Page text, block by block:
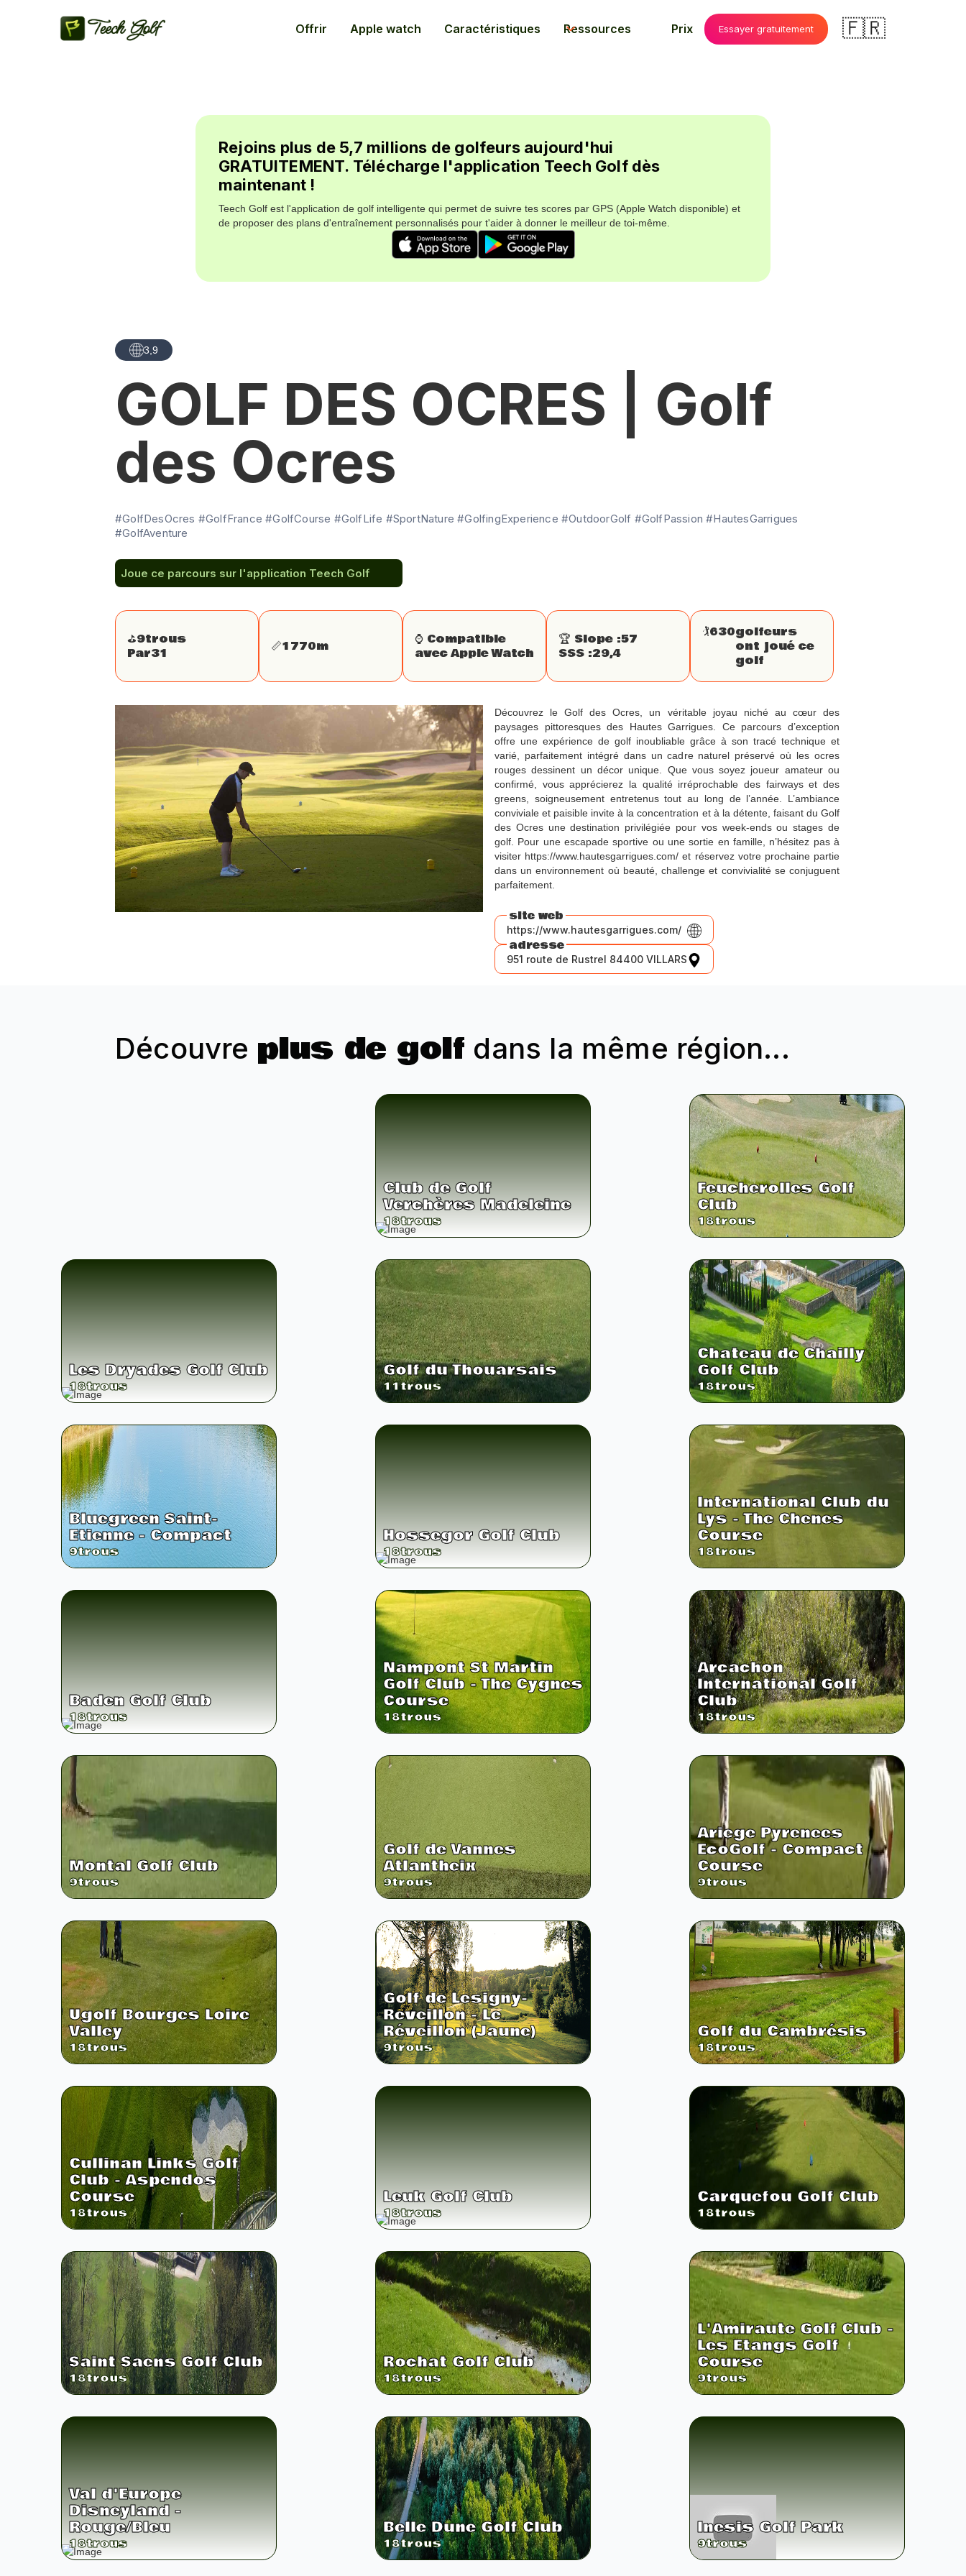
Offrir Apple watch Caractéristiques Ressources Prix Essayer gratuitement 🇫🇷
Rejoins plus de 5,7 millions de golfeurs aujourd'hui
GRATUITEMENT. Télécharge l'application Teech Golf dès
maintenant !
Teech Golf est l'application de golf intelligente qui permet de suivre tes scores par GPS (Apple Watch disponible) et
de proposer des plans d'entraînement personnalisés pour t'aider à donner le meilleur de toi-même.
3,9
GOLF DES OCRES | Golf
des Ocres
#GolfDesOcres #GolfFrance #GolfCourse #GolfLife #SportNature #GolfingExperience #OutdoorGolf #GolfPassion #HautesGarrigues
#GolfAventure
Joue ce parcours sur l'application Teech Golf
⛳️9trous
Par31 📏1770m
⌚️ Compatible
avec Apple Watch
🏆 Slope :57
SSS :29,4
🏌630golfeurs
ont joué ce
golf
Découvrez le Golf des Ocres, un véritable joyau niché au cœur des
paysages pittoresques des Hautes Garrigues. Ce parcours d’exception
offre une expérience de golf inoubliable grâce à son tracé technique et
varié, parfaitement intégré dans un cadre naturel préservé où les ocres
rouges dessinent un décor unique. Que vous soyez joueur amateur ou
confirmé, vous apprécierez la qualité irréprochable des fairways et des
greens, soigneusement entretenus tout au long de l’année. L’ambiance
conviviale et paisible invite à la concentration et à la détente, faisant du Golf
des Ocres une destination privilégiée pour vos week-ends ou stages de
golf. Pour une escapade sportive ou une sortie en famille, n’hésitez pas à
visiter https://www.hautesgarrigues.com/ et réservez votre prochaine partie
dans un environnement où beauté, challenge et convivialité se conjuguent
parfaitement.
site web
https://www.hautesgarrigues.com/
adresse
951 route de Rustrel 84400 VILLARS
Découvre plus de golf dans la même région...
Club de Golf
Verchères Madeleine
18trous
Feucherolles Golf
Club
18trous
Les Dryades Golf Club
18trous
Golf du Thouarsais
11trous
Chateau de Chailly
Golf Club
18trous
Bluegreen Saint-
Etienne - Compact
9trous
Hossegor Golf Club
18trous
International Club du
Lys - The Chenes
Course
18trous
Baden Golf Club
18trous
Nampont St Martin
Golf Club - The Cygnes
Course
18trous
Arcachon
International Golf
Club
18trous
Montal Golf Club
9trous
Golf de Vannes
Atlantheix
9trous
Ariege Pyrenees
EcoGolf - Compact
Course
9trous
Ugolf Bourges Loire
Valley
18trous
Golf de Lesigny-
Reveillon - Le
Réveillon (Jaune)
9trous
Golf du Cambrésis
18trous
Cullinan Links Golf
Club - Aspendos
Course
18trous
Leuk Golf Club
18trous
Carquefou Golf Club
18trous
Saint Saens Golf Club
18trous
Rochat Golf Club
18trous
L'Amiraute Golf Club -
Les Etangs Golf
Course
9trous
Val d'Europe
Disneyland -
Rouge/Bleu
18trous
Belle Dune Golf Club
18trous
Inesis Golf Park
9trous